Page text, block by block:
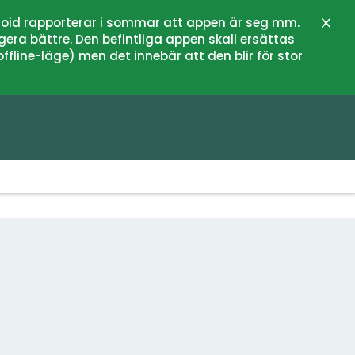
rapporterar i sommar att appen är seg mm.
bättre. Den befintliga appen skall ersättas
läge) men det innebär att den blir för stor